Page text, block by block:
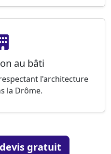
au bâti
l'architecture
la Drôme.
gratuit